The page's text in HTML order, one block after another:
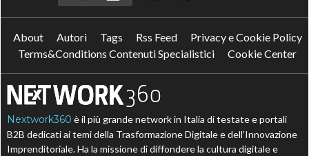
About Autori Tags Rss Feed
Privacy e Cookie Policy
Terms&Conditions Contenuti Specialistici
Cookie Center
Nextwork360 è il più grande network in Italia di testate e portali
B2B dedicati ai temi della Trasformazione Digitale e dell’Innovazione
Imprenditoriale. Ha la missione di diffondere la cultura digitale e